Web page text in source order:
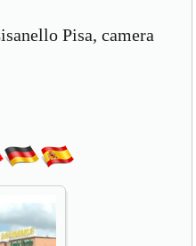
Pisa, camera